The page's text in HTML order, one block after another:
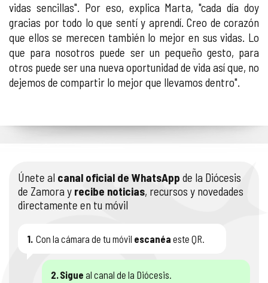
vidas sencillas". Por eso, explica Marta, "cada día doy
gracias por todo lo que sentí y aprendí. Creo de corazón
que ellos se merecen también lo mejor en sus vidas. Lo
que para nosotros puede ser un pequeño gesto, para
otros puede ser una nueva oportunidad de vida así que, no
dejemos de compartir lo mejor que llevamos dentro".
Únete al canal oficial de WhatsApp de la Diócesis
de Zamora y recibe noticias, recursos y novedades
directamente en tu móvil
1. Con la cámara de tu móvil escanéa este QR.
2.Sigue al canal de la Diócesis.